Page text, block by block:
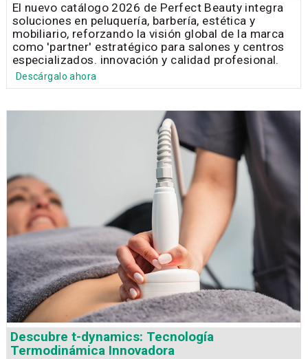
El nuevo catálogo 2026 de Perfect Beauty integra
soluciones en peluquería, barbería, estética y
mobiliario, reforzando la visión global de la marca
como 'partner' estratégico para salones y centros
especializados. innovación y calidad profesional.
Descárgalo ahora
Descubre t-dynamics: Tecnología
Termodinámica Innovadora